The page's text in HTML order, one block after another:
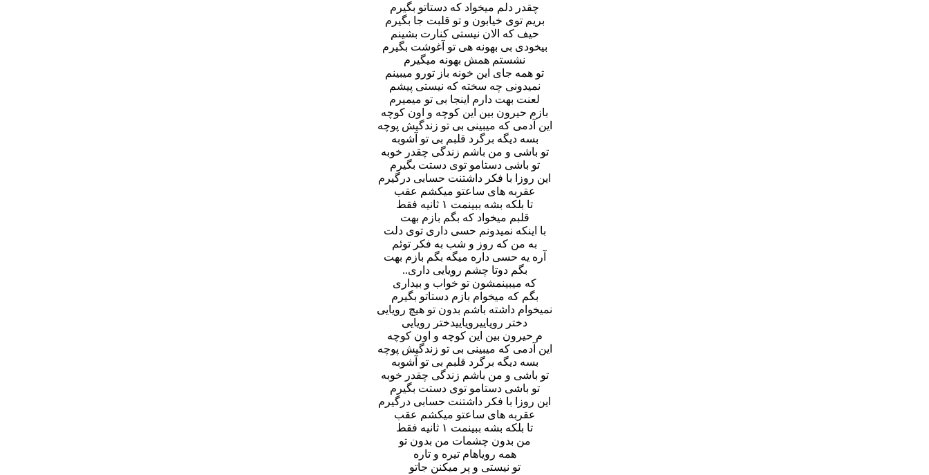
چقدر دلم میخواد که دستاتو بگیرم
بریم توی خیابون و تو قلبت جا بگیرم
حیف که الان نیستی کنارت بشینم
بیخودی بی بهونه هی تو آغوشت بگیرم
نشستم همش بهونه میگیرم
تو همه جای این خونه باز تورو میبینم
نمیدونی چه سخته که نیستی پیشم
لعنت بهت دارم اینجا بی تو میمیرم
بازم حیرون بین این کوچه و اون کوچه
این آدمی که میبینی بی تو زندگیش پوچه
بسه دیگه برگرد قلبم بی تو آشوبه
تو باشی و من باشم زندگی چقدر خوبه
تو باشی دستامو توی دستت بگیرم
این روزا با فکر داشتنت حسابی درگیرم
عقربه های ساعتو میکشم عقب
تا بلکه بشه ببینمت ۱ ثانیه فقط
قلبم میخواد که بگم بازم بهت
با اینکه نمیدونم حسی داری توی دلت
به من که روز و شب به فکر توئم
آره یه حسی داره میگه بگم بازم بهت
بگم دوتا چشم رویایی داری..
که میبینمشون تو خواب و بیداری
بگم که میخوام بازم دستاتو بگیرم
نمیخوام داشته باشم بدون تو هیچ رویایی
دختر رویاییرویاییدختر رویایی
م حیرون بین این کوچه و اون کوچه
این آدمی که میبینی بی تو زندگیش پوچه
بسه دیگه برگرد قلبم بی تو آشوبه
تو باشی و من باشم زندگی چقدر خوبه
تو باشی دستامو توی دستت بگیرم
این روزا با فکر داشتنت حسابی درگیرم
عقربه های ساعتو میکشم عقب
تا بلکه بشه ببینمت ۱ ثانیه فقط
من بدون چشمات من بدون تو
همه رویاهام تیره و تاره
تو نیستی و پر میکنن جاتو